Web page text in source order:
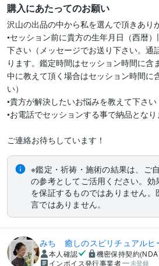
購入にあたってのお願い
沢山の出品の中から私を選んで頂きあり
•セッション前に貴方の生年月日（西暦
下さい（メッセージでお送り下さい。通
ります。鑑定時間はセッション時間に含
中に教えて頂く場合はセッション時間に
い）
•貴方が解決したいお悩みを教えて下さい
•お電話でセッションする事で納品となり
※鑑定・祈祷・施術の結果は、ご
の参考としてご活用ください。
を保証するものではありません。
言ではありません。
みち 癒しのスピリチュアルヒ
本人確認
機密保持契約
インボイス発行事業者
未登録